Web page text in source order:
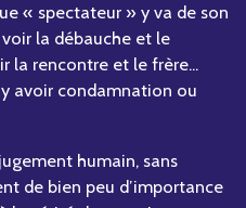
« spectateur » y va de son
la débauche et le
la rencontre et le frère...
avoir condamnation ou
humain, sans
de bien peu d’importance